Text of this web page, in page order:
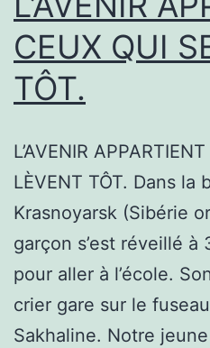
CEUX QUI
TÔT.
L’AVENIR
LÈVENT TÔT. Dans la
Krasnoyarsk (Sibérie
garçon s’est réveillé à
pour aller à l’école.
crier gare sur le
Sakhaline. Notre